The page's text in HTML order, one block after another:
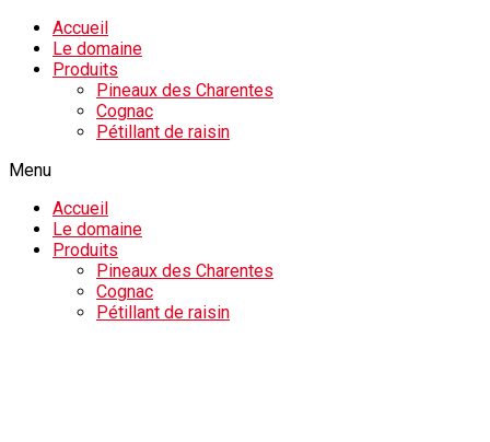
Accueil
Le domaine
Produits
Pineaux des Charentes
Cognac
Pétillant de raisin
Menu
Accueil
Le domaine
Produits
Pineaux des Charentes
Cognac
Pétillant de raisin